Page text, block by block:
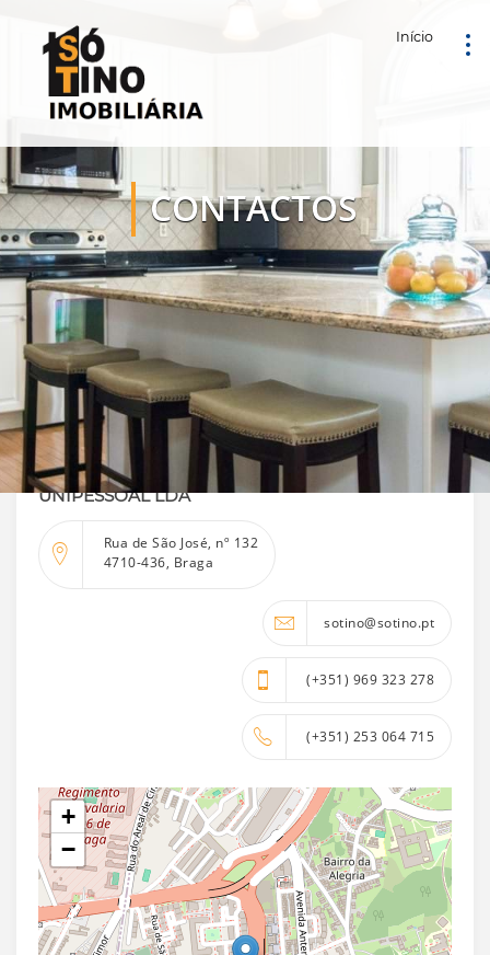
Início
CONTACTOS
SÓ TINO - MEDIAÇÃO IMOBILIÁRIA,
UNIPESSOAL LDA
Rua de São José, nº 132
4710-436, Braga
sotino@sotino.pt
(+351) 969 323 278
(+351) 253 064 715
+
−